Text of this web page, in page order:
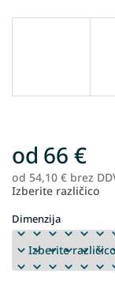
od 66 €
od 54,10 € brez
Izberite različico
Dimenzija